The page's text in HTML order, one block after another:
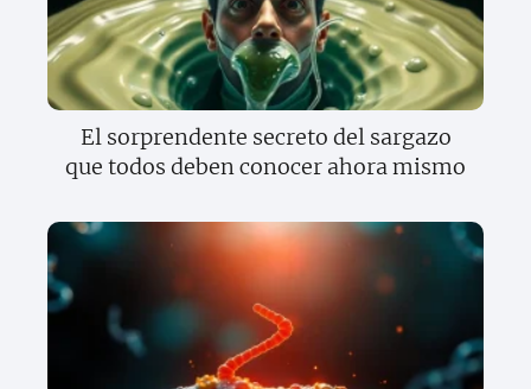
El sorprendente secreto del sargazo
que todos deben conocer ahora mismo